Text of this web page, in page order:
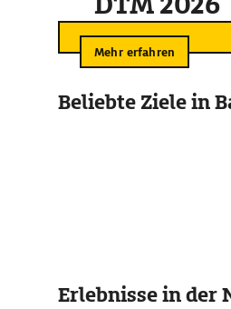
Mehr erfahren
Beliebte Ziele in
Erlebnisse in der